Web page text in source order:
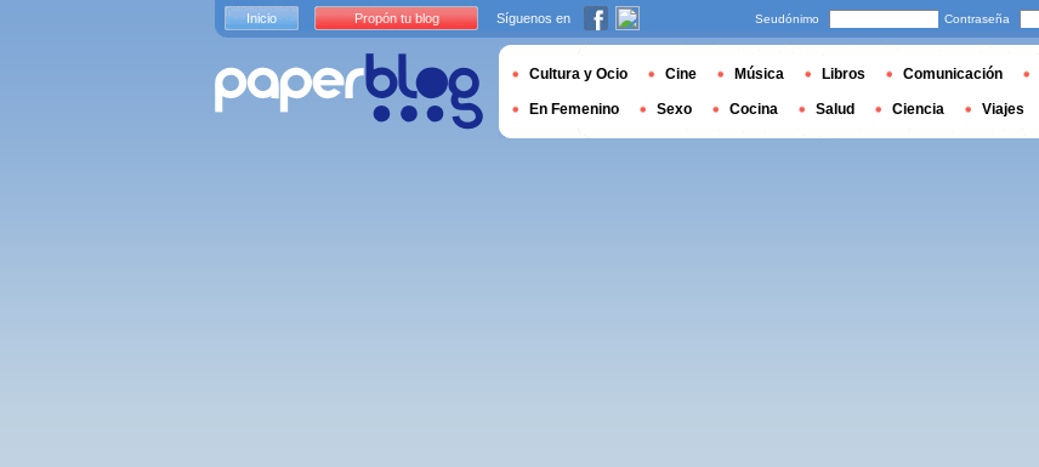
Inicio Propón tu blog Síguenos en Seudónimo Contraseña
Cultura y Ocio Cine Música Libros Comunicación
En Femenino Sexo Cocina Salud Ciencia Viajes